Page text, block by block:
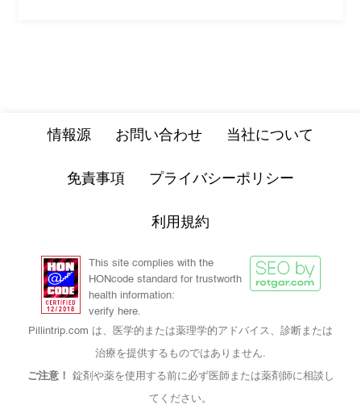
情報源 お問い合わせ 当社について
免責事項 プライバシーポリシー
利用規約
This site complies with the
HONcode standard for trustworth
health information:
verify here.
Pillintrip.com は、医学的または薬理学的アドバイス、診断または
治療を提供するものではありません.
ご注意！ 錠剤や薬を使用する前に必ず医師または薬剤師に相談し
てください。